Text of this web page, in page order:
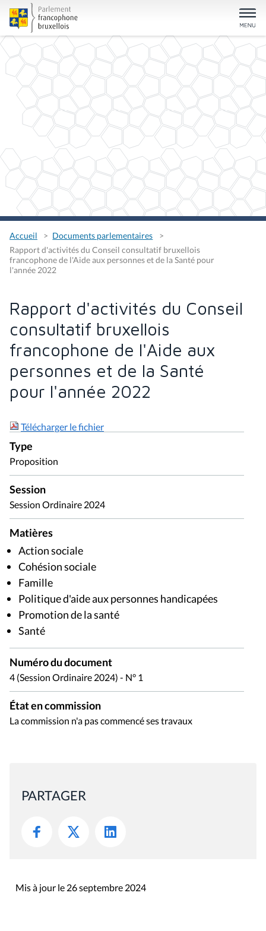
Accueil
Documents parlementaires
Rapport d'activités du Conseil consultatif bruxellois
francophone de l'Aide aux personnes et de la Santé pour
l'année 2022
Rapport d'activités du Conseil
consultatif bruxellois
francophone de l'Aide aux
personnes et de la Santé
pour l'année 2022
Télécharger le fichier
Type
Proposition
Session
Session Ordinaire 2024
Matières
Action sociale
Cohésion sociale
Famille
Politique d'aide aux personnes handicapées
Promotion de la santé
Santé
Numéro du document
4 (Session Ordinaire 2024) - N° 1
État en commission
La commission n'a pas commencé ses travaux
PARTAGER
Mis à jour le 26 septembre 2024